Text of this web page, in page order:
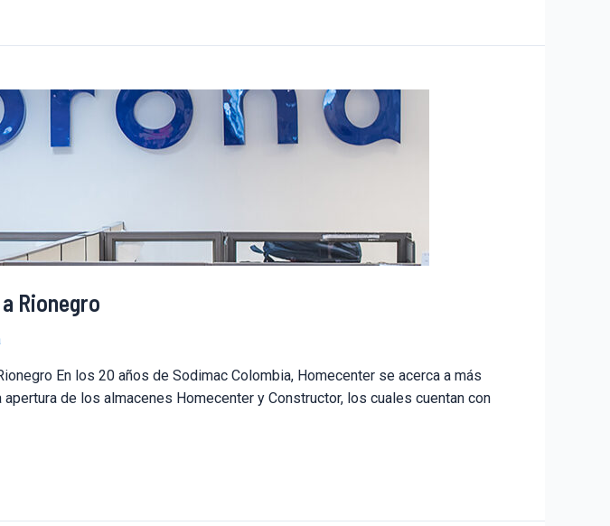
Rionegro
En los 20 años de Sodimac Colombia, Homecenter se acerca a más
de los almacenes Homecenter y Constructor, los cuales cuentan con